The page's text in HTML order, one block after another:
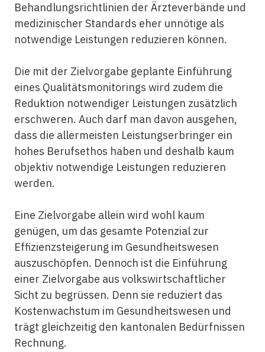
Behandlungsrichtlinien der Ärzteverbände und
medizinischer Standards eher unnötige als
notwendige Leistungen reduzieren können.
Die mit der Zielvorgabe geplante Einführung
eines Qualitätsmonitorings wird zudem die
Reduktion notwendiger Leistungen zusätzlich
erschweren. Auch darf man davon ausgehen,
dass die allermeisten Leistungserbringer ein
hohes Berufsethos haben und deshalb kaum
objektiv notwendige Leistungen reduzieren
werden.
Eine Zielvorgabe allein wird wohl kaum
genügen, um das gesamte Potenzial zur
Effizienzsteigerung im Gesundheitswesen
auszuschöpfen. Dennoch ist die Einführung
einer Zielvorgabe aus volkswirtschaftlicher
Sicht zu begrüssen. Denn sie reduziert das
Kostenwachstum im Gesundheitswesen und
trägt gleichzeitig den kantonalen Bedürfnissen
Rechnung.